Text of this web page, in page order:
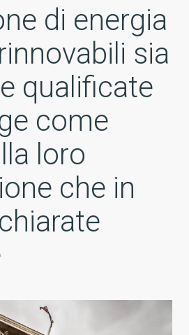
di energia
sia
qualificate
come
loro
che in